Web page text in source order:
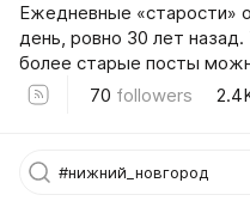
Ежедневные «старости»
день, ровно 30 лет назад.
более старые посты
70 followers